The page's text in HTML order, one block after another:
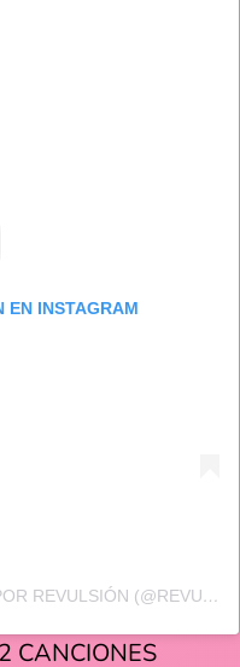
EN INSTAGRAM
UNA PUBLICACIÓN COMPARTIDA POR REVULSIÓN (@REVULSION.MX)
CANCIONES